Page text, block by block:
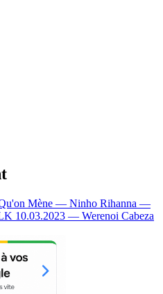
Mène — Ninho Rihanna —
10.03.2023 — Werenoi Cabeza